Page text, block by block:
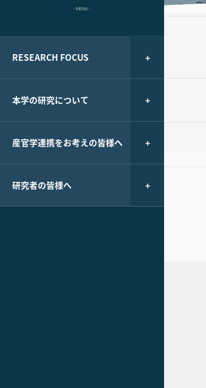
- MENU -
RESEARCH FOCUS
本学の研究について
産官学連携をお考えの皆様へ
研究者の皆様へ